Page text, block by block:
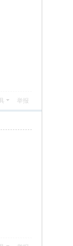
举报